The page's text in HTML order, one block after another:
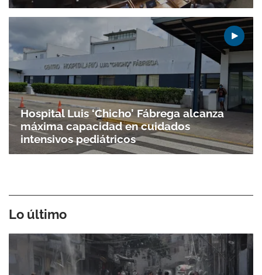
Hospital Luis ‘Chicho’ Fábrega alcanza
máxima capacidad en cuidados
intensivos pediátricos
Lo último